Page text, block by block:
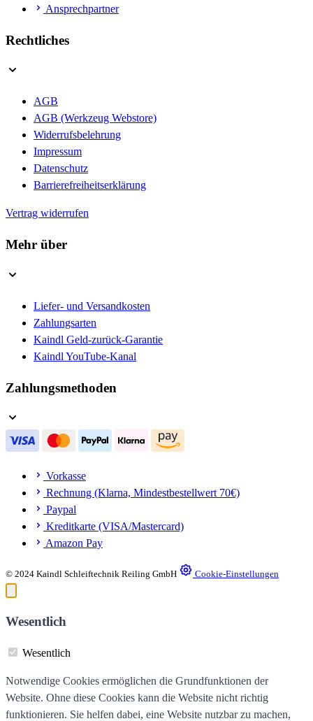
Ansprechpartner
Rechtliches
AGB
AGB (Werkzeug Webstore)
Widerrufsbelehrung
Impressum
Datenschutz
Barrierefreiheitserklärung
Vertrag widerrufen
Mehr über
Liefer- und Versandkosten
Zahlungsarten
Kaindl Geld-zurück-Garantie
Kaindl YouTube-Kanal
Zahlungsmethoden
Vorkasse
Rechnung (Klarna, Mindestbestellwert 70€)
Paypal
Kreditkarte (VISA/Mastercard)
Amazon Pay
© 2024 Kaindl Schleiftechnik Reiling GmbH Cookie-Einstellungen
Wesentlich
Wesentlich
Notwendige Cookies ermöglichen die Grundfunktionen der
Website. Ohne diese Cookies kann die Website nicht richtig
funktionieren. Sie helfen dabei, eine Website nutzbar zu machen,